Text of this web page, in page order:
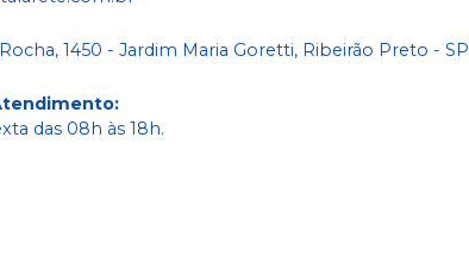
1450 - Jardim Maria Goretti, Ribeirão Preto - SP
:
das 08h às 18h.